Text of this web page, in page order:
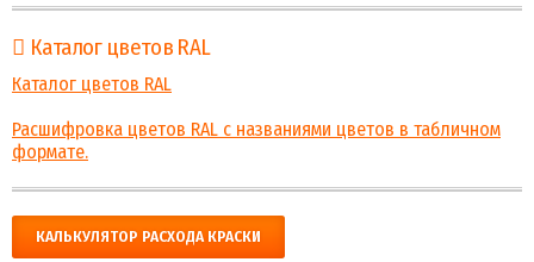
Каталог цветов RAL
Каталог цветов RAL
Расшифровка цветов RAL с названиями цветов в табличном
формате.
КАЛЬКУЛЯТОР РАСХОДА КРАСКИ